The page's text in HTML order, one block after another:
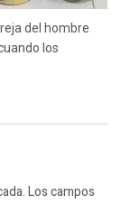
del hombre
los
Los campos